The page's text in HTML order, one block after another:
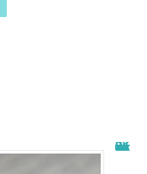
Wiflix nouvelle adresse : découvrez les dernières informations